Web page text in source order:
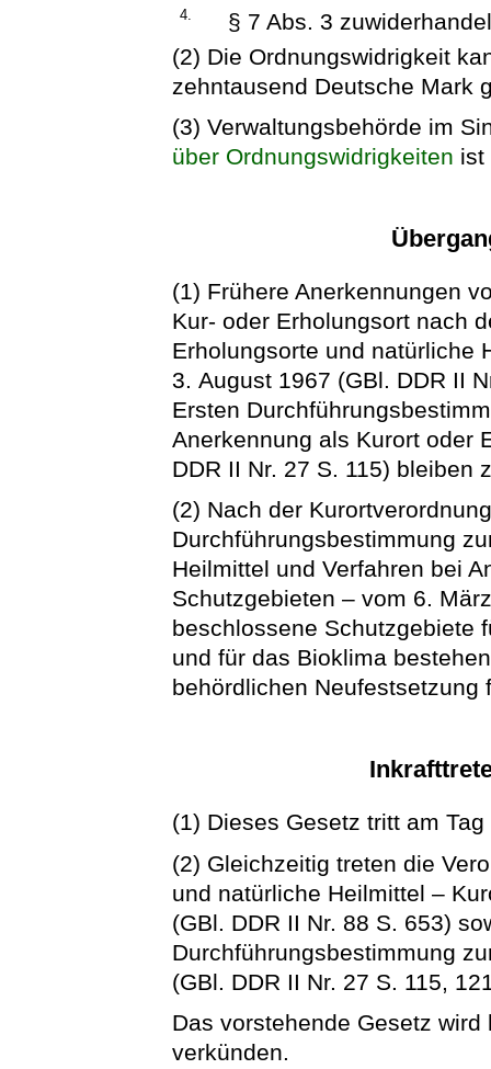
4.
§ 7 Abs. 3
(2) Die Ordnungswidrigkeit
zehntausend Deutsche Mark
(3) Verwaltungsbehörde im
über Ordnungswidrigkeiten ist
(1) Frühere Anerkennungen
Kur- oder Erholungsort nach
Erholungsorte und natürliche
3. August 1967 (GBl. DDR II
Ersten
Anerkennung als Kurort oder
DDR II Nr. 27 S. 115) bleiben
(2) Nach der
Durchführungsbestimmung
Heilmittel und Verfahren bei
Schutzgebieten – vom 6.
beschlossene Schutzgebiete
und für das Bioklima
behördlichen Neufestsetzung
(1) Dieses Gesetz tritt am
(2) Gleichzeitig treten die
und natürliche Heilmittel –
(GBl. DDR II Nr. 88 S. 653)
Durchführungsbestimmung
(GBl. DDR II Nr. 27 S. 115,
Das vorstehende Gesetz
verkünden.